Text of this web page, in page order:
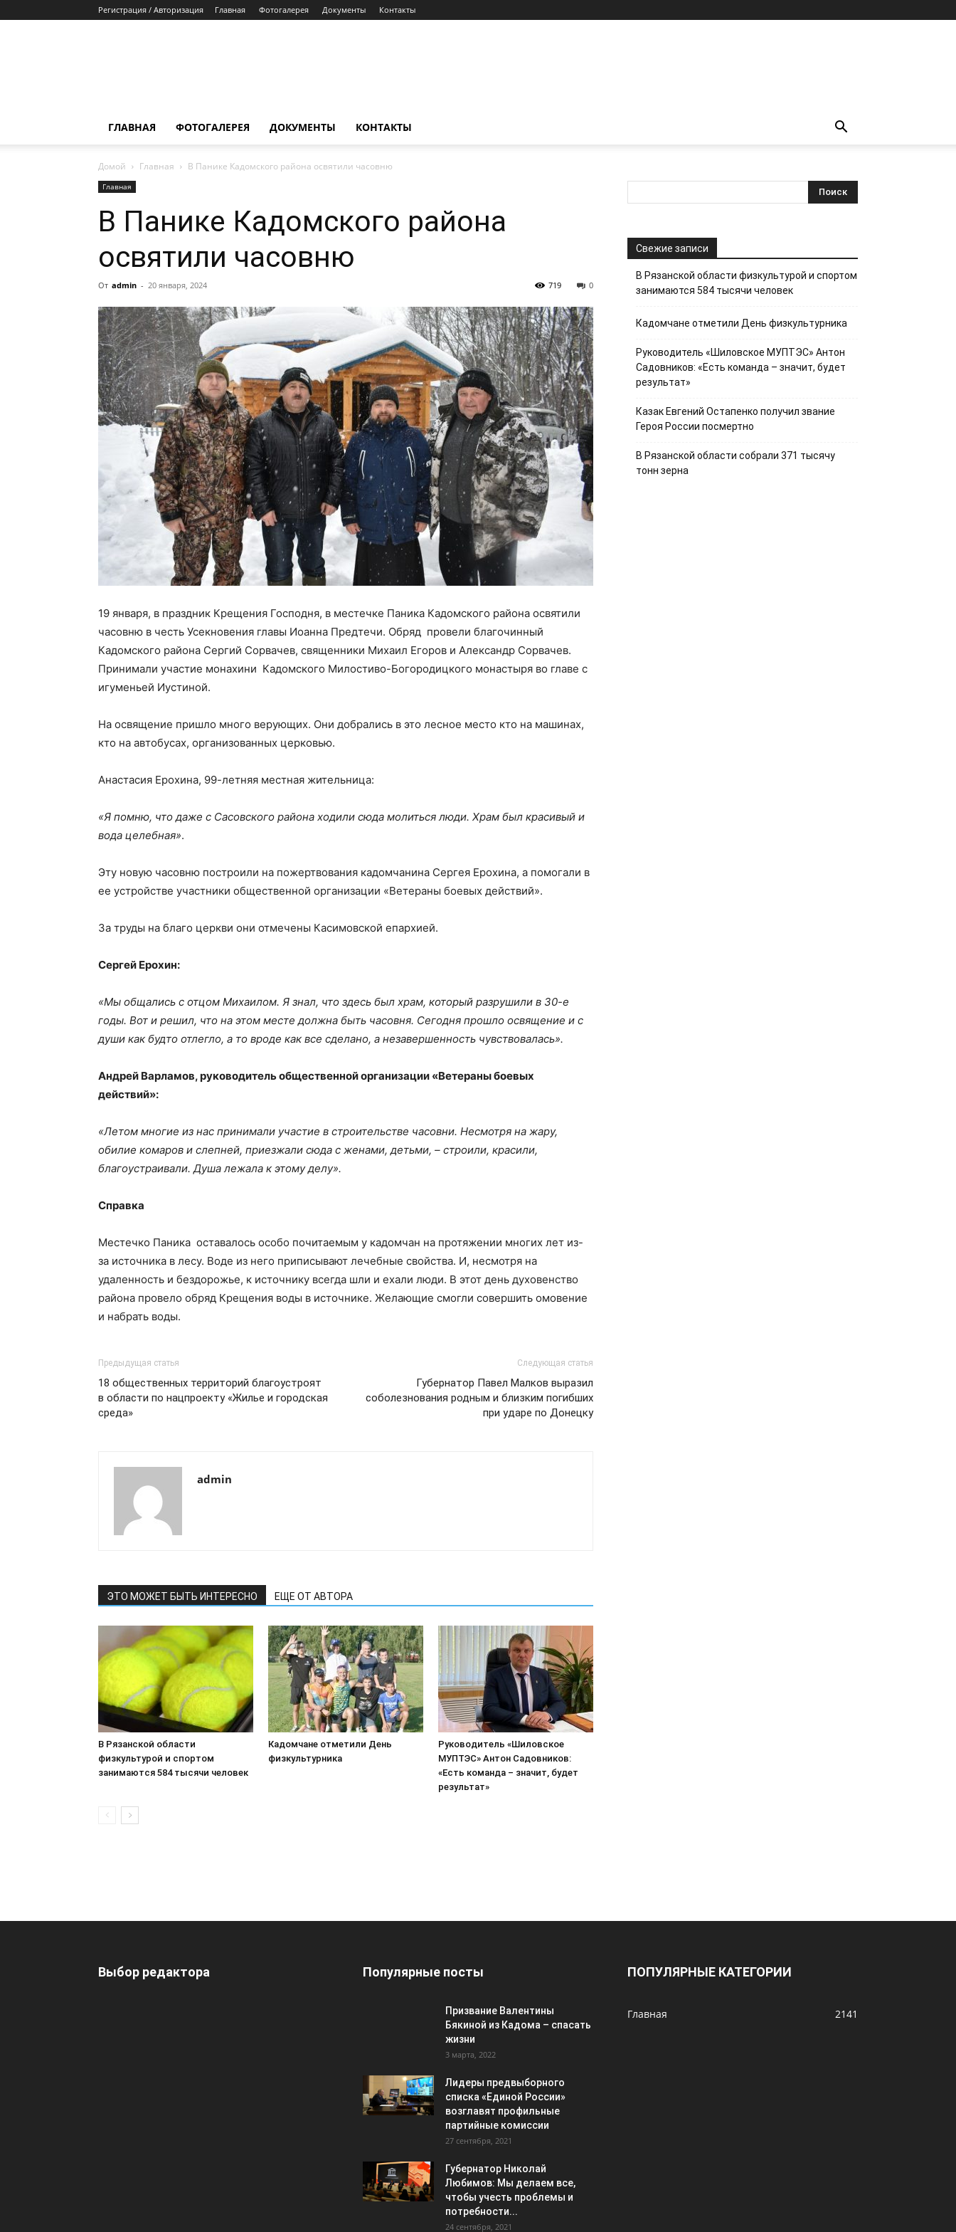
Регистрация / Авторизация Главная Фотогалерея Документы Контакты
ГЛАВНАЯ ФОТОГАЛЕРЕЯ ДОКУМЕНТЫ КОНТАКТЫ
Домой Главная В Панике Кадомского района освятили часовню
Главная
В Панике Кадомского района
освятили часовню
От admin - 20 января, 2024 0
719
19 января, в праздник Крещения Господня, в местечке Паника Кадомского района освятили
часовню в честь Усекновения главы Иоанна Предтечи. Обряд провели благочинный
Кадомского района Сергий Сорвачев, священники Михаил Егоров и Александр Сорвачев.
Принимали участие монахини Кадомского Милостиво-Богородицкого монастыря во главе с
игуменьей Иустиной.
На освящение пришло много верующих. Они добрались в это лесное место кто на машинах,
кто на автобусах, организованных церковью.
Анастасия Ерохина, 99-летняя местная жительница:
«Я помню, что даже с Сасовского района ходили сюда молиться люди. Храм был красивый и
вода целебная».
Эту новую часовню построили на пожертвования кадомчанина Сергея Ерохина, а помогали в
ее устройстве участники общественной организации «Ветераны боевых действий».
За труды на благо церкви они отмечены Касимовской епархией.
Сергей Ерохин:
«Мы общались с отцом Михаилом. Я знал, что здесь был храм, который разрушили в 30-е
годы. Вот и решил, что на этом месте должна быть часовня. Сегодня прошло освящение и с
души как будто отлегло, а то вроде как все сделано, а незавершенность чувствовалась».
Андрей Варламов, руководитель общественной организации «Ветераны боевых
действий»:
«Летом многие из нас принимали участие в строительстве часовни. Несмотря на жару,
обилие комаров и слепней, приезжали сюда с женами, детьми, – строили, красили,
благоустраивали. Душа лежала к этому делу».
Справка
Местечко Паника оставалось особо почитаемым у кадомчан на протяжении многих лет из-
за источника в лесу. Воде из него приписывают лечебные свойства. И, несмотря на
удаленность и бездорожье, к источнику всегда шли и ехали люди. В этот день духовенство
района провело обряд Крещения воды в источнике. Желающие смогли совершить омовение
и набрать воды.
Предыдущая статья
18 общественных территорий благоустроят
в области по нацпроекту «Жилье и городская
среда»
Следующая статья
Губернатор Павел Малков выразил
соболезнования родным и близким погибших
при ударе по Донецку
admin
ЭТО МОЖЕТ БЫТЬ ИНТЕРЕСНО ЕЩЕ ОТ АВТОРА
В Рязанской области
физкультурой и спортом
занимаются 584 тысячи человек
Кадомчане отметили День
физкультурника
Руководитель «Шиловское
МУПТЭС» Антон Садовников:
«Есть команда – значит, будет
результат»
Свежие записи
В Рязанской области физкультурой и спортом
занимаются 584 тысячи человек
Кадомчане отметили День физкультурника
Руководитель «Шиловское МУПТЭС» Антон
Садовников: «Есть команда – значит, будет
результат»
Казак Евгений Остапенко получил звание
Героя России посмертно
В Рязанской области собрали 371 тысячу
тонн зерна
Выбор редактора Популярные посты
Призвание Валентины
Бякиной из Кадома – спасать
жизни
3 марта, 2022
Лидеры предвыборного
списка «Единой России»
возглавят профильные
партийные комиссии
27 сентября, 2021
Губернатор Николай
Любимов: Мы делаем все,
чтобы учесть проблемы и
потребности...
24 сентября, 2021
ПОПУЛЯРНЫЕ КАТЕГОРИИ
Главная 2141